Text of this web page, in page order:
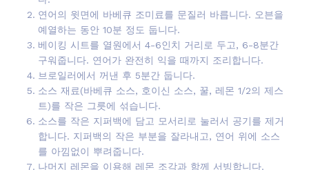
연어의 윗면에 바베큐 조미료를 문질러 바릅니다. 오븐을
예열하는 동안 10분 정도 둡니다.
베이킹 시트를 열원에서 4-6인치 거리로 두고, 6-8분간
구워줍니다. 연어가 완전히 익을 때까지 조리합니다.
브로일러에서 꺼낸 후 5분간 둡니다.
소스 재료(바베큐 소스, 호이신 소스, 꿀, 레몬 1/2의 제스
트)를 작은 그릇에 섞습니다.
소스를 작은 지퍼백에 담고 모서리로 눌러서 공기를 제거
합니다. 지퍼백의 작은 부분을 잘라내고, 연어 위에 소스
를 아낌없이 뿌려줍니다.
나머지 레몬을 이용해 레몬 조각과 함께 서빙합니다.